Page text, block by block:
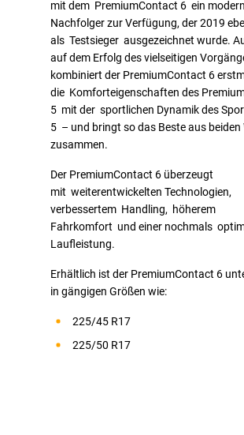
mit dem PremiumContact 6 ein
Nachfolger zur Verfügung, der 2019
als Testsieger ausgezeichnet wurde.
auf dem Erfolg des vielseitigen
kombiniert der PremiumContact 6
die Komforteigenschaften des
5 mit der sportlichen Dynamik des
5 – und bringt so das Beste aus beiden
zusammen.
Der PremiumContact 6 überzeugt
mit weiterentwickelten Technologien,
verbessertem Handling, höherem
Fahrkomfort und einer nochmals
Laufleistung.
Erhältlich ist der PremiumContact 6
in gängigen Größen wie:
225/45 R17
225/50 R17